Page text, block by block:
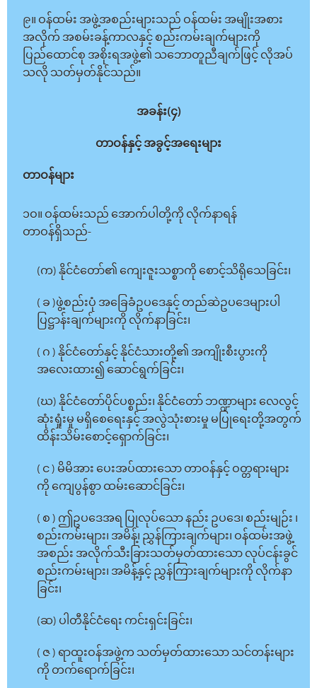
၉။ ဝန်ထမ်း အဖွဲ့အစည်းများသည် ဝန်ထမ်း အမျိုးအစား
အလိုက် အစမ်းခန့်ကာလနှင့် စည်းကမ်းချက်များကို
ပြည်ထောင်စု အစိုးရအဖွဲ့၏ သဘောတူညီချက်ဖြင့် လိုအပ်
သလို သတ်မှတ်နိုင်သည်။
အခန်း(၄)
တာဝန်နှင့် အခွင့်အရေးများ
တာဝန်များ
၁ဝ။ ဝန်ထမ်းသည် အောက်ပါတို့ကို လိုက်နာရန်
တာဝန်ရှိသည်-
(က) နိုင်ငံတော်၏ ကျေးဇူးသစ္စာကို စောင့်သိရိုသေခြင်း၊
( ခ )ဖွဲ့စည်းပုံ အခြေခံဥပဒေနှင့် တည်ဆဲဥပဒေများပါ
ပြဋ္ဌာန်းချက်များကို လိုက်နာခြင်း၊
( ဂ ) နိုင်ငံတော်နှင့် နိုင်ငံသားတို့၏ အကျိုးစီးပွားကို
အလေးထား၍ ဆောင်ရွက်ခြင်း၊
(ဃ) နိုင်ငံတော်ပိုင်ပစ္စည်း၊ နိုင်ငံတော် ဘဏ္ဍာများ လေလွင့်
ဆုံးရှုံးမှု မရှိစေရေးနှင့် အလွဲသုံးစားမှု မပြုရေးတို့အတွက်
ထိန်းသိမ်းစောင့်ရှောက်ခြင်း၊
( င ) မိမိအား ပေးအပ်ထားသော တာဝန်နှင့် ဝတ္တရားများ
ကို ကျေပွန်စွာ ထမ်းဆောင်ခြင်း၊
( စ ) ဤဥပဒေအရ ပြုလုပ်သော နည်း ဥပဒေ၊ စည်းမျဉ်း ၊
စည်းကမ်းများ၊ အမိန့်၊ ညွှန်ကြားချက်များ၊ ဝန်ထမ်းအဖွဲ့
အစည်း အလိုက်သီးခြားသတ်မှတ်ထားသော လုပ်ငန်းခွင်
စည်းကမ်းများ၊ အမိန့်နှင့် ညွှန်ကြားချက်များကို လိုက်နာ
ခြင်း၊
(ဆ) ပါတီနိုင်ငံရေး ကင်းရှင်းခြင်း၊
( ဇ ) ရာထူးဝန်အဖွဲ့က သတ်မှတ်ထားသော သင်တန်းများ
ကို တက်ရောက်ခြင်း၊